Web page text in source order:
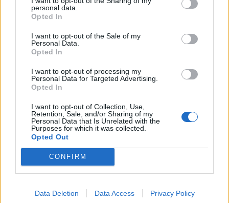
personal data.
Opted In
I want to opt-out of the Sale of my
Personal Data.
Opted In
I want to opt-out of processing my
Personal Data for Targeted Advertising.
Opted In
I want to opt-out of Collection, Use,
Retention, Sale, and/or Sharing of my
Personal Data that Is Unrelated with the
Purposes for which it was collected.
Opted Out
CONFIRM
Data Deletion Data Access Privacy Policy
Νάνα Μούσχουρη συγκινεί για Μαρινέλλα:
«Δε θα χαθείς ποτέ από τις ζωές μας»